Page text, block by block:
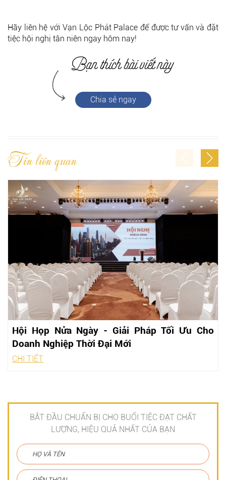
Hãy liên hệ vớiVạn Lộc Phát Palace để được tư vấn và đặt
tiệc hội nghị tân niên ngay hôm nay!
Chia sẻ ngay
Tin liên quan
Hội Họp Nửa Ngày - Giải Pháp Tối Ưu Cho
Doanh Nghiệp Thời Đại Mới
CHI TIẾT
BẮT ĐẦU CHUẨN BỊ CHO BUỔI TIỆC ĐẠT CHẤT
LƯỢNG, HIỆU QUẢ NHẤT CỦA BẠN